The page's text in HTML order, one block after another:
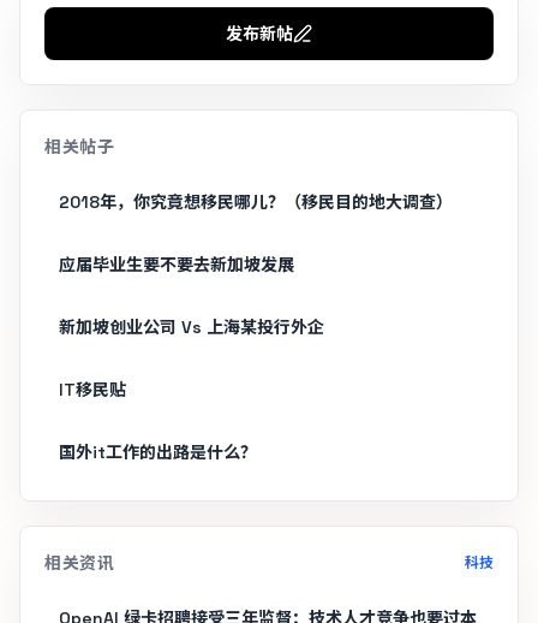
发布新帖
相关帖子
2018年，你究竟想移民哪儿？（移民目的地大调查）
应届毕业生要不要去新加坡发展
新加坡创业公司 Vs 上海某投行外企
IT移民贴
国外it工作的出路是什么？
相关资讯 科技
OpenAI 绿卡招聘接受三年监督：技术人才竞争也要过本